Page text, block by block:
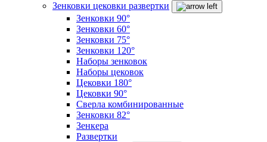
Зенковки цековки развертки
Зенковки 90°
Зенковки 60°
Зенковки 75°
Зенковки 120°
Наборы зенковок
Наборы цековок
Цековки 180°
Цековки 90°
Сверла комбинированные
Зенковки 82°
Зенкера
Развертки